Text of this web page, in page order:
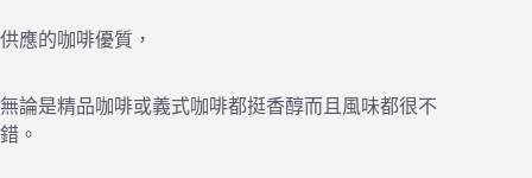
供應的咖啡優質，
無論是精品咖啡或義式咖啡都挺香醇而且風味都很不
錯。